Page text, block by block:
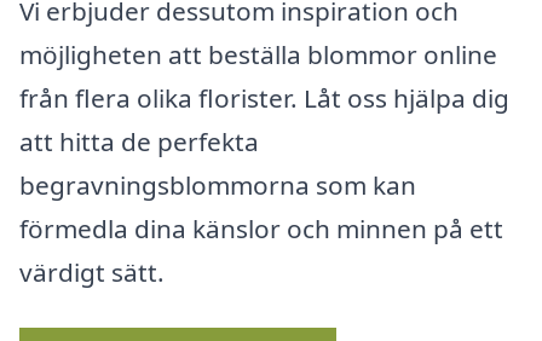
Vi erbjuder dessutom inspiration och
möjligheten att beställa blommor online
från flera olika florister. Låt oss hjälpa dig
att hitta de perfekta
begravningsblommorna som kan
förmedla dina känslor och minnen på ett
värdigt sätt.